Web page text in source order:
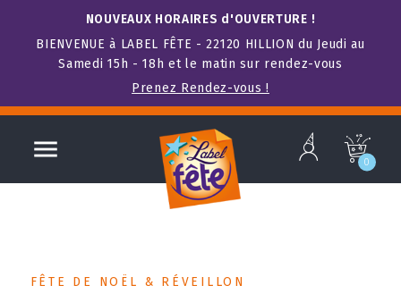
NOUVEAUX HORAIRES d'OUVERTURE !
BIENVENUE à LABEL FÊTE - 22120 HILLION du Jeudi au
Samedi 15h - 18h et le matin sur rendez-vous
Prenez Rendez-vous !
 b c
0
FÊTE DE NOËL & RÉVEILLON